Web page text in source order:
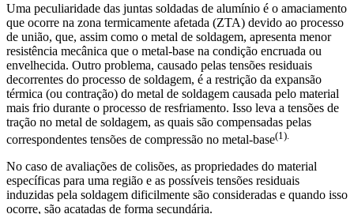
Uma peculiaridade das juntas soldadas de alumínio é o amaciamento
que ocorre na zona termicamente afetada (ZTA) devido ao processo
de união, que, assim como o metal de soldagem, apresenta menor
resistência mecânica que o metal-base na condição encruada ou
envelhecida. Outro problema, causado pelas tensões residuais
decorrentes do processo de soldagem, é a restrição da expansão
térmica (ou contração) do metal de soldagem causada pelo material
mais frio durante o processo de resfriamento. Isso leva a tensões de
tração no metal de soldagem, as quais são compensadas pelas
correspondentes tensões de compressão no metal-base(1).
No caso de avaliações de colisões, as propriedades do material
específicas para uma região e as possíveis tensões residuais
induzidas pela soldagem dificilmente são consideradas e quando isso
ocorre, são acatadas de forma secundária.